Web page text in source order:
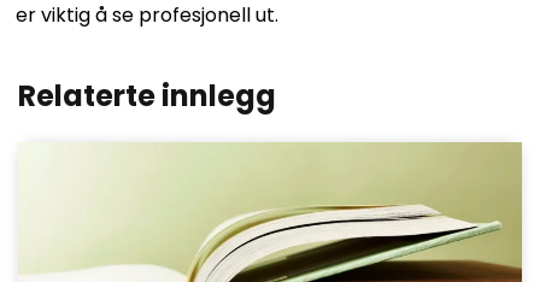
er viktig å se profesjonell ut.
Relaterte innlegg